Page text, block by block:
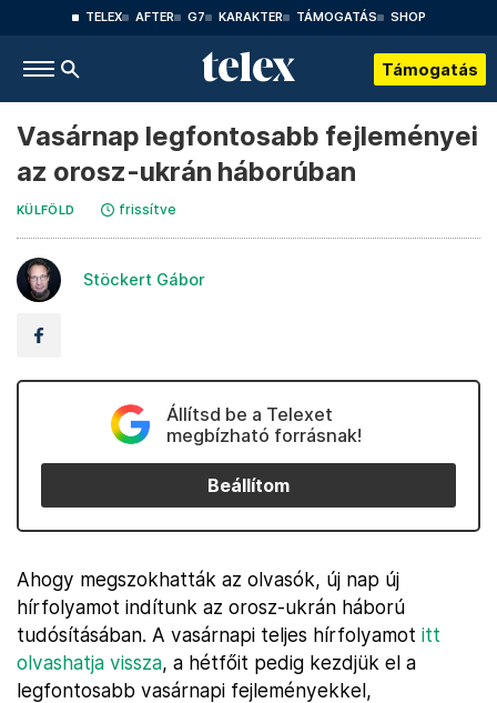
TELEX AFTER G7 KARAKTER TÁMOGATÁS SHOP
Támogatás
Vasárnap legfontosabb fejleményei
az orosz-ukrán háborúban
KÜLFÖLD frissítve
Stöckert Gábor
Állítsd be a Telexet
megbízható forrásnak!
Beállítom
Ahogy megszokhatták az olvasók, új nap új
hírfolyamot indítunk az orosz-ukrán háború
tudósításában. A vasárnapi teljes hírfolyamot itt
olvashatja vissza, a hétfőit pedig kezdjük el a
legfontosabb vasárnapi fejleményekkel,